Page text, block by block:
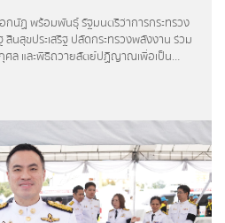
น
ด็จพระเจ้าอยู่หัว เนื่องในโอกาส
บาทสมเด็จพระเจ้าอยู่หัว
กนัฏ พร้อมพันธุ์ รัฐมนตรีว่าการกระทรวง
นสุขประเสริฐ ปลัดกระทรวงพลังงาน ร่วม
ล และพิธีถวายสัตย์ปฏิญาณเพื่อเป็น
มา รัฐมนตรีว่าการ
จกันดอกไม้ และลงนามถวายพระพร
งแดง และศาลาสหทัยสมาคม ในพระบรม